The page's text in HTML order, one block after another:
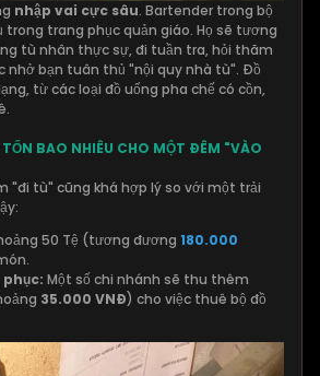
nhập vai cực sâu. Bartender trong bộ
trong trang phục quản giáo. Họ sẽ tương
tù nhân thực sự, đi tuần tra, hỏi thăm
nhở bạn tuân thủ "nội quy nhà tù". Đồ
từ các loại đồ uống pha chế có cồn,
BAO NHIÊU CHO MỘT ĐÊM "VÀO
"đi tù" cũng khá hợp lý so với một trải
50 Tệ (tương đương 180.000
Một số chi nhánh sẽ thu thêm
35.000 VNĐ) cho việc thuê bộ đồ